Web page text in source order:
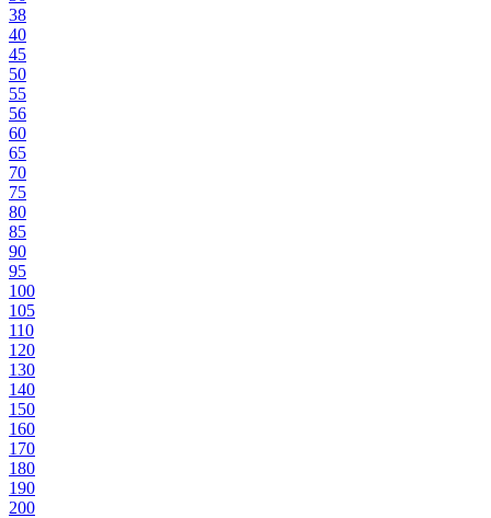
38
40
45
50
55
56
60
65
70
75
80
85
90
95
100
105
110
120
130
140
150
160
170
180
190
200